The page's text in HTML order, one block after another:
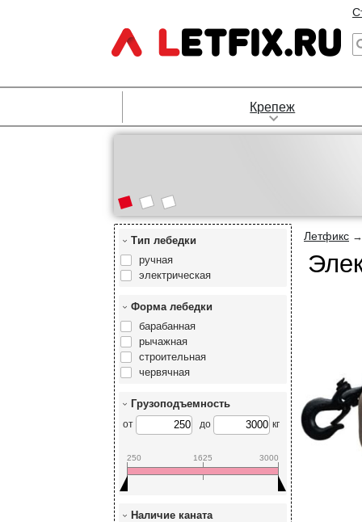
Крепеж
Тип лебедки
ручная
электрическая
Форма лебедки
барабанная
рычажная
строительная
червячная
Грузоподъемность
от до кг
250 1625 3000
Наличие каната
Летфикс